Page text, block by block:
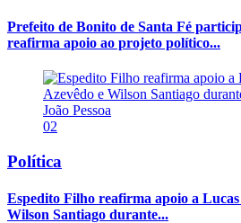
Prefeito de Bonito de Santa Fé
reafirma apoio ao projeto político...
02
Política
Espedito Filho reafirma apoio a
Wilson Santiago durante...